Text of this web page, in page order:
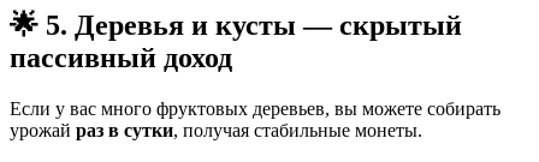
🌟 5. Деревья и кусты — скрытый
пассивный доход
Если у вас много фруктовых деревьев, вы можете собирать
урожай раз в сутки, получая стабильные монеты.